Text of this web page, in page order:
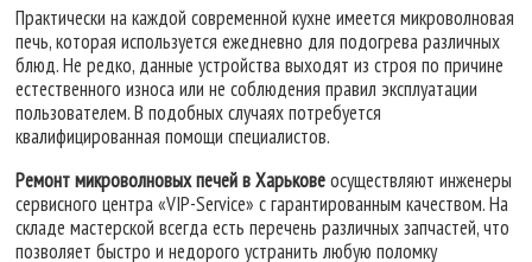
Практически на каждой современной кухне имеется микроволновая
печь, которая используется ежедневно для подогрева различных
блюд. Не редко, данные устройства выходят из строя по причине
естественного износа или не соблюдения правил эксплуатации
пользователем. В подобных случаях потребуется
квалифицированная помощи специалистов.
Ремонт микроволновых печей в Харьковеосуществляют инженеры
сервисного центра «VIP-Service» с гарантированным качеством. На
складе мастерской всегда есть перечень различных запчастей, что
позволяет быстро и недорого устранить любую поломку